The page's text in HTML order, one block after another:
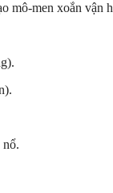
mô-men xoắn vận
nổ.